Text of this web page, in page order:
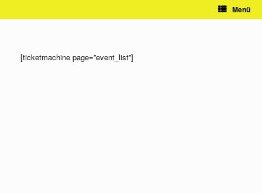
Menü
[ticketmachine page=”event_list”]